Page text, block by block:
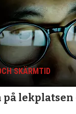
SKÄRMTID
lekplatsen